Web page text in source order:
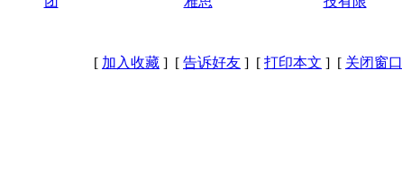
[ 加入收藏 ] [ 告诉好友 ] [ 打印本文 ] [ 关闭窗口